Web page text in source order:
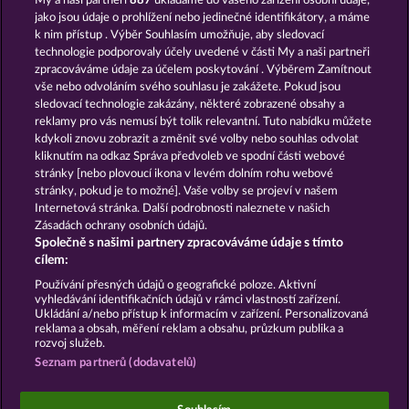
Dead Legion Western Jack
Robin & his girl Roman Legion Xtreme
Podmínky Prohlášení o ochraně údajů
Kontakt Společnost Časté dotazy
Podat Žádost o Odstoupení
Sociální kasinové hry jsou určeny výhradně k
jako jsou údaje o prohlížení nebo jedinečné identifikátory, a máme
k nim přístup . Výběr Souhlasím umožňuje, aby sledovací
technologie podporovaly účely uvedené v části My a naši partneři
zpracováváme údaje za účelem poskytování . Výběrem Zamítnout
vše nebo odvoláním svého souhlasu je zakážete. Pokud jsou
sledovací technologie zakázány, některé zobrazené obsahy a
reklamy pro vás nemusí být tolik relevantní. Tuto nabídku můžete
kdykoli znovu zobrazit a změnit své volby nebo souhlas odvolat
kliknutím na odkaz Správa předvoleb ve spodní části webové
stránky [nebo plovoucí ikona v levém dolním rohu webové
stránky, pokud je to možné]. Vaše volby se projeví v našem
Internetová stránka. Další podrobnosti naleznete v našich
Zásadách ochrany osobních údajů.
Společně s našimi partnery zpracováváme údaje s tímto
cílem:
Používání přesných údajů o geografické poloze. Aktivní
vyhledávání identifikačních údajů v rámci vlastností zařízení.
Ukládání a/nebo přístup k informacím v zařízení. Personalizovaná
reklama a obsah, měření reklam a obsahu, průzkum publika a
rozvoj služeb.
Seznam partnerů (dodavatelů)